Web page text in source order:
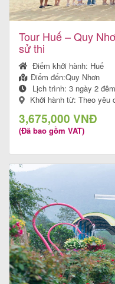
Lịch
hành
Tin
du
lịch
Về
Quy
Nhơn
Tourist
Tour Huế – Quy
sử thi
Điểm khởi hành: Huế
Điểm đến:Quy Nhơn
Lịch trình:3 ngày 2 đêm
Khởi hành từ: Theo yêu
3,675,000 VNĐ
(Đã bao gồm VAT)